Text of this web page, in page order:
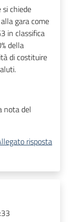
si chiede
gara come
in classifica
della
di costituire
nota del
risposta